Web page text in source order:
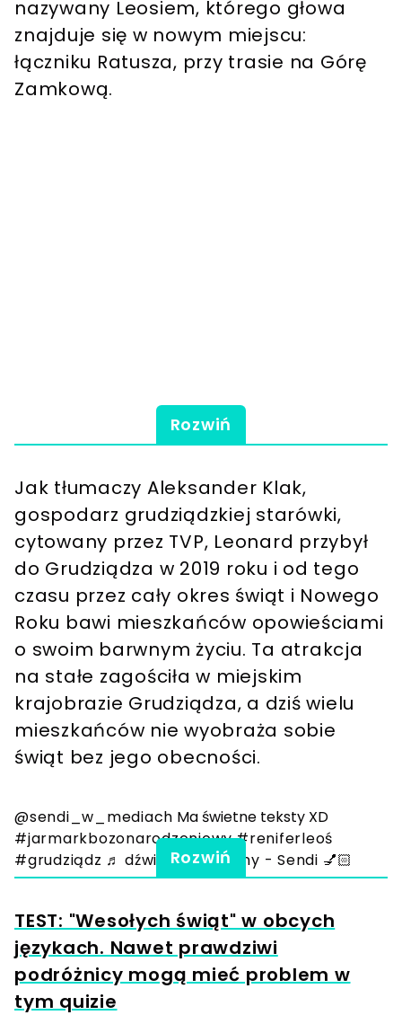
nazywany Leosiem, którego głowa
znajduje się w nowym miejscu:
łączniku Ratusza, przy trasie na Górę
Zamkową.
Rozwiń
Jak tłumaczy Aleksander Klak,
gospodarz grudziądzkiej starówki,
cytowany przez TVP, Leonard przybył
do Grudziądza w 2019 roku i od tego
czasu przez cały okres świąt i Nowego
Roku bawi mieszkańców opowieściami
o swoim barwnym życiu. Ta atrakcja
na stałe zagościła w miejskim
krajobrazie Grudziądza, a dziś wielu
mieszkańców nie wyobraża sobie
świąt bez jego obecności.
@sendi_w_mediach Ma świetne teksty XD
#jarmarkbozonarodzeniowy#reniferleoś
#grudziądz ♬ dźwięk oryginalny - Sendi 💅🏻
Rozwiń
TEST: "Wesołych świąt" w obcych
językach. Nawet prawdziwi
podróżnicy mogą mieć problem w
tym quizie